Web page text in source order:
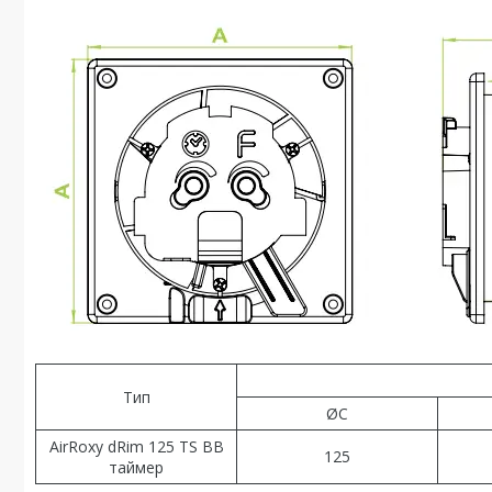
Тип
ØC
AirRoxy dRim 125 TS BB
таймер
125